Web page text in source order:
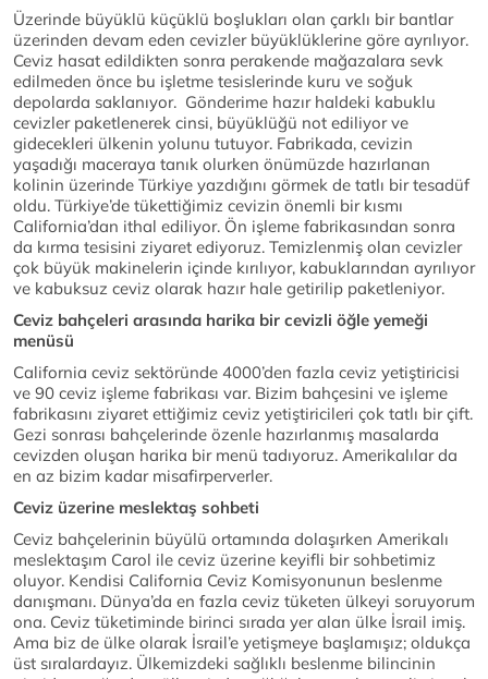
Üzerinde büyüklü küçüklü boşlukları olan çarklı bir bantlar
üzerinden devam eden cevizler büyüklüklerine göre ayrılıyor.
Ceviz hasat edildikten sonra perakende mağazalara sevk
edilmeden önce bu işletme tesislerinde kuru ve soğuk
depolarda saklanıyor. Gönderime hazır haldeki kabuklu
cevizler paketlenerek cinsi, büyüklüğü not ediliyor ve
gidecekleri ülkenin yolunu tutuyor. Fabrikada, cevizin
yaşadığı maceraya tanık olurken önümüzde hazırlanan
kolinin üzerinde Türkiye yazdığını görmek de tatlı bir tesadüf
oldu. Türkiye’de tükettiğimiz cevizin önemli bir kısmı
California’dan ithal ediliyor. Ön işleme fabrikasından sonra
da kırma tesisini ziyaret ediyoruz. Temizlenmiş olan cevizler
çok büyük makinelerin içinde kırılıyor, kabuklarından ayrılıyor
ve kabuksuz ceviz olarak hazır hale getirilip paketleniyor.
Ceviz bahçeleri arasında harika bir cevizli öğle yemeği
menüsü
California ceviz sektöründe 4000’den fazla ceviz yetiştiricisi
ve 90 ceviz işleme fabrikası var. Bizim bahçesini ve işleme
fabrikasını ziyaret ettiğimiz ceviz yetiştiricileri çok tatlı bir çift.
Gezi sonrası bahçelerinde özenle hazırlanmış masalarda
cevizden oluşan harika bir menü tadıyoruz. Amerikalılar da
en az bizim kadar misafirperverler.
Ceviz üzerine meslektaş sohbeti
Ceviz bahçelerinin büyülü ortamında dolaşırken Amerikalı
meslektaşım Carol ile ceviz üzerine keyifli bir sohbetimiz
oluyor. Kendisi California Ceviz Komisyonunun beslenme
danışmanı. Dünya’da en fazla ceviz tüketen ülkeyi soruyorum
ona. Ceviz tüketiminde birinci sırada yer alan ülke İsrail imiş.
Ama biz de ülke olarak İsrail’e yetişmeye başlamışız; oldukça
üst sıralardayız. Ülkemizdeki sağlıklı beslenme bilincinin